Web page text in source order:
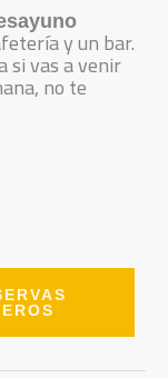
y un bar.
si vas a venir
no te